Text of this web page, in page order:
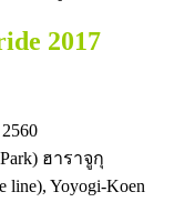
2017
ฮาราจูกุ
line), Yoyogi-Koen